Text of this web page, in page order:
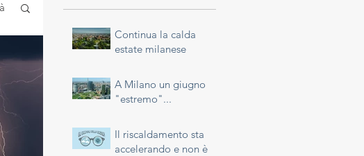
Continua la calda
estate milanese
A Milano un giugno
"estremo"...
Il riscaldamento sta
accelerando e non è